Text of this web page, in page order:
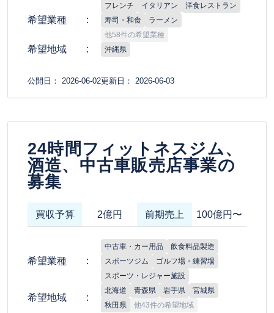
希望業種
フレンチ イタリアン
洋食レストラン
寿司・和食
ラーメン
他58件の希望業種
希望地域 沖縄県
公開日： 2026-06-02更新日： 2026-06-03
24時間フィットネスジム、
酒造、中古車販売店事業の
募集
買収予算 2億円 前期売上 100億円〜
希望業種
中古車・カー用品
飲食料品製造
スポーツジム
ゴルフ場・練習場
スポーツ・レジャー施設
希望地域
北海道 青森県 岩手県
宮城県
秋田県
他43件の希望地域